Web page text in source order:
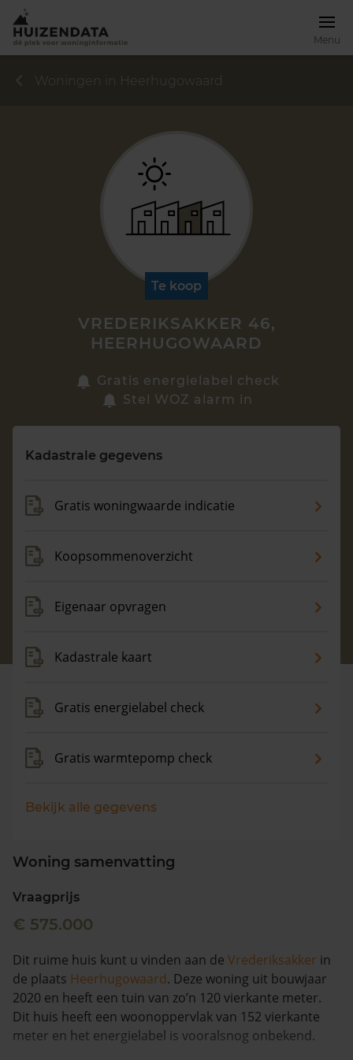
Menu
Vragen? Neem contact met ons op
088 220 4200
Woningen in Heerhugowaard
Te koop
VREDERIKSAKKER 46,
HEERHUGOWAARD
Gratis energielabel check
Stel WOZ alarm in
Kadastrale gegevens
Gratis woningwaarde indicatie
Koopsommenoverzicht
Eigenaar opvragen
Kadastrale kaart
Gratis energielabel check
Gratis warmtepomp check
Bekijk alle gegevens
Woning samenvatting
Vraagprijs
€ 575.000
Dit ruime huis kunt u vinden aan de Vrederiksakker in
de plaats Heerhugowaard. Deze woning uit bouwjaar
2020 en heeft een tuin van zo’n 120 vierkante meter.
Dit huis heeft een woonoppervlak van 152 vierkante
meter en het energielabel is vooralsnog onbekend.